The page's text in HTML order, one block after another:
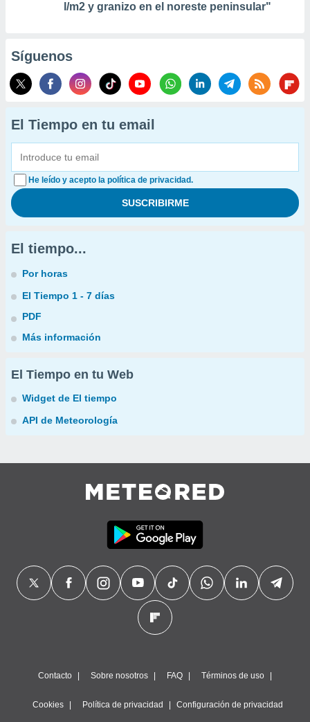
l/m2 y granizo en el noreste peninsular"
Síguenos
El Tiempo en tu email
He leído y acepto la política de privacidad.
El tiempo...
Por horas
El Tiempo 1 - 7 días
PDF
Más información
El Tiempo en tu Web
Widget de El tiempo
API de Meteorología
Contacto Sobre nosotros FAQ Términos de uso
Cookies Política de privacidad Configuración de privacidad